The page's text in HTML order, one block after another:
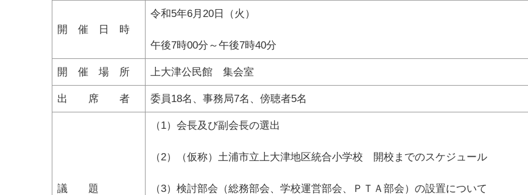
開 催 日 時
令和5年6月20日（火）
午後7時00分～午後7時40分
開 催 場 所 上大津公民館 集会室
出 席 者 委員18名、事務局7名、傍聴者5名
議 題
（1）会長及び副会長の選出
（2）（仮称）土浦市立上大津地区統合小学校 開校までのスケジュール
（3）検討部会（総務部会、学校運営部会、ＰＴＡ部会）の設置について